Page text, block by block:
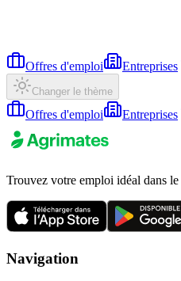
Offres d'emploi Entreprises
Changer le thème
Offres d'emploi Entreprises
Trouvez votre emploi idéal dans
Navigation